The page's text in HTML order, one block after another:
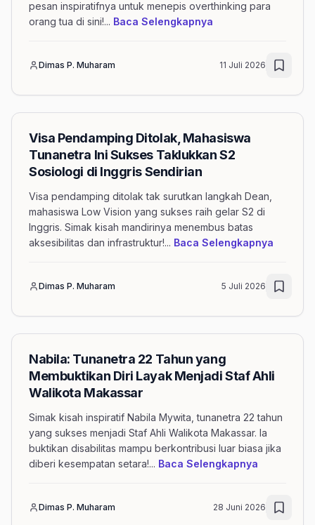
pesan inspiratifnya untuk menepis overthinking para
orang tua di sini!... Baca Selengkapnya
Dimas P. Muharam 11 Juli 2026
Visa Pendamping Ditolak, Mahasiswa
Tunanetra Ini Sukses Taklukkan S2
Sosiologi di Inggris Sendirian
Visa pendamping ditolak tak surutkan langkah Dean,
mahasiswa Low Vision yang sukses raih gelar S2 di
Inggris. Simak kisah mandirinya menembus batas
aksesibilitas dan infrastruktur!... Baca Selengkapnya
Dimas P. Muharam 5 Juli 2026
Nabila: Tunanetra 22 Tahun yang
Membuktikan Diri Layak Menjadi Staf Ahli
Walikota Makassar
Simak kisah inspiratif Nabila Mywita, tunanetra 22 tahun
yang sukses menjadi Staf Ahli Walikota Makassar. Ia
buktikan disabilitas mampu berkontribusi luar biasa jika
diberi kesempatan setara!... Baca Selengkapnya
Dimas P. Muharam 28 Juni 2026